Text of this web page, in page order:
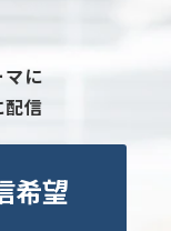
マに
配信
希望